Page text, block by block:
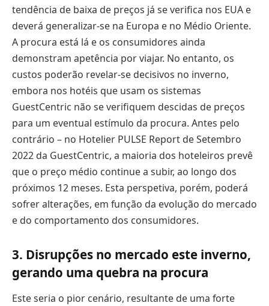
tendência de baixa de preços já se verifica nos EUA e
deverá generalizar-se na Europa e no Médio Oriente.
A procura está lá e os consumidores ainda
demonstram apetência por viajar. No entanto, os
custos poderão revelar-se decisivos no inverno,
embora nos hotéis que usam os sistemas
GuestCentric não se verifiquem descidas de preços
para um eventual estímulo da procura. Antes pelo
contrário – no Hotelier PULSE Report de Setembro
2022 da GuestCentric, a maioria dos hoteleiros prevê
que o preço médio continue a subir, ao longo dos
próximos 12 meses. Esta perspetiva, porém, poderá
sofrer alterações, em função da evolução do mercado
e do comportamento dos consumidores.
3. Disrupções no mercado este inverno,
gerando uma quebra na procura
Este seria o pior cenário, resultante de uma forte